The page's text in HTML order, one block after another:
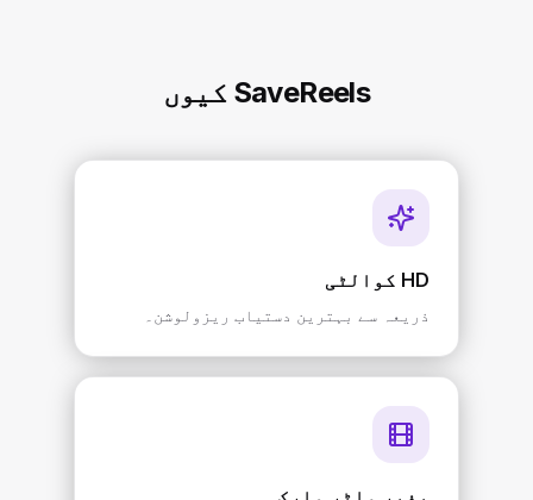
SaveReels کیوں
HD کوالٹی
ذریعہ سے بہترین دستیاب ریزولوشن۔